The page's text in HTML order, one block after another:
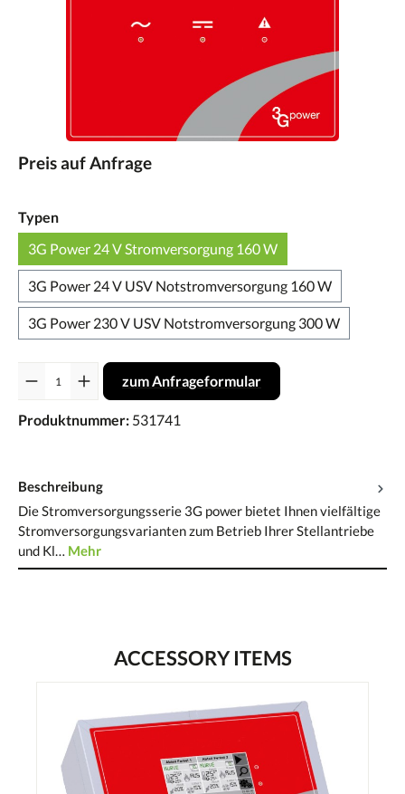
Preis auf Anfrage
Typen
3G Power 24 V Stromversorgung 160 W
3G Power 24 V USV Notstromversorgung 160 W
3G Power 230 V USV Notstromversorgung 300 W
zum Anfrageformular
Produktnummer: 531741
Beschreibung
Die Stromversorgungsserie 3G power bietet Ihnen vielfältige
Stromversorgungsvarianten zum Betrieb Ihrer Stellantriebe
und Kl… Mehr
ACCESSORY ITEMS